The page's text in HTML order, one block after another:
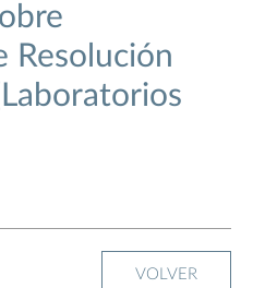
Resolución
VOLVER